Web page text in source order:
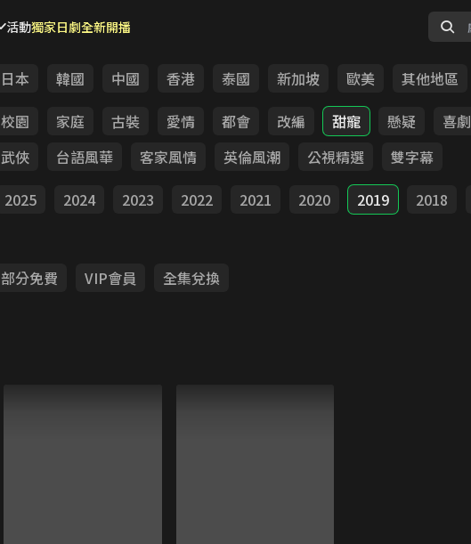
活動獨家日劇全新開播
日本 韓國 中國 香港 泰國 新加坡 歐美
其他地區
校園 家庭 古裝 愛情 都會 改編 甜寵 懸疑 喜劇
武俠 台語風華 客家風情 英倫風潮 公視精選
雙字幕
2025 2024 2023 2022 2021 2020 2019 2018
部分免費 VIP會員 全集兌換